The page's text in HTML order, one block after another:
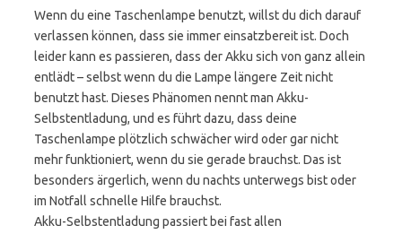
Wenn du eine Taschenlampe benutzt, willst du dich darauf
verlassen können, dass sie immer einsatzbereit ist. Doch
leider kann es passieren, dass der Akku sich von ganz allein
entlädt – selbst wenn du die Lampe längere Zeit nicht
benutzt hast. Dieses Phänomen nennt man Akku-
Selbstentladung, und es führt dazu, dass deine
Taschenlampe plötzlich schwächer wird oder gar nicht
mehr funktioniert, wenn du sie gerade brauchst. Das ist
besonders ärgerlich, wenn du nachts unterwegs bist oder
im Notfall schnelle Hilfe brauchst.
Akku-Selbstentladung passiert bei fast allen